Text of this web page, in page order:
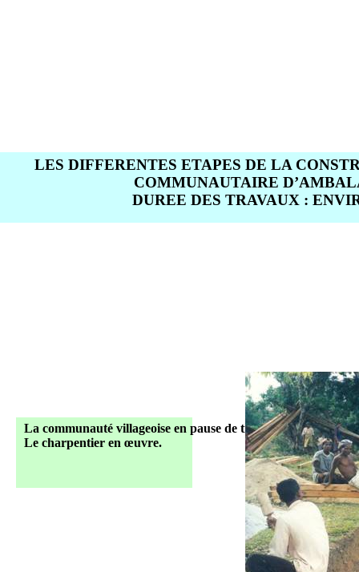
LES DIFFERENTES ETAPES DE LA
COMMUNAUTAIRE
DUREE DES TRAVAUX :
La communauté villageoise en pause de travail.
Le charpentier en œuvre.